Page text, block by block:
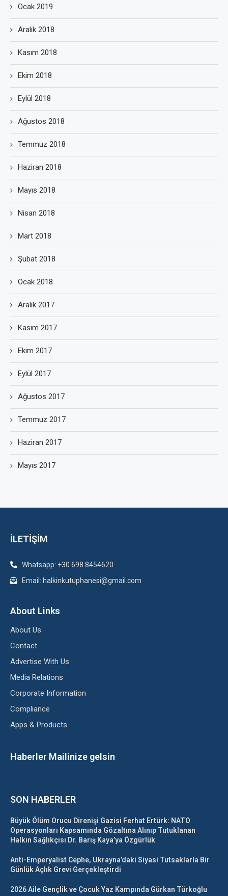
Ocak 2019
Aralık 2018
Kasım 2018
Ekim 2018
Eylül 2018
Ağustos 2018
Temmuz 2018
Haziran 2018
Mayıs 2018
Nisan 2018
Mart 2018
Şubat 2018
Ocak 2018
Aralık 2017
Kasım 2017
Ekim 2017
Eylül 2017
Ağustos 2017
Temmuz 2017
Haziran 2017
Mayıs 2017
İLETİŞİM
Whatsapp: +30 698 8454620
Email: halkinkutuphanesi@gmail.com
About Links
About Us
Contact
Advertise With Us
Media Relations
Corporate Information
Compliance
Apps & Products
Haberler Mailinize gelsin
SON HABERLER
Büyük Ölüm Orucu Direnişi Gazisi Ferhat Ertürk: NATO
Operasyonları Kapsamında Gözaltına Alınıp Tutuklanan
Halkın Sağlıkçısı Dr. Barış Kaya’ya Özgürlük
Anti-Emperyalist Cephe, Ukrayna’daki Siyasi Tutsaklarla Bir
Günlük Açlık Grevi Gerçekleştirdi
2026 Aile Gençlik ve Çocuk Yaz Kampında Gürkan Türkoğlu